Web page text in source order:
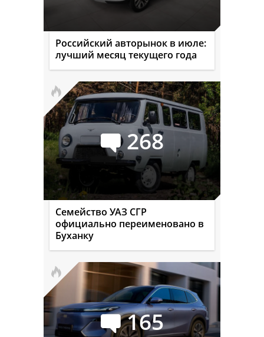
Российский авторынок в июле:
лучший месяц текущего года
268
Семейство УАЗ СГР
официально переименовано в
Буханку
165